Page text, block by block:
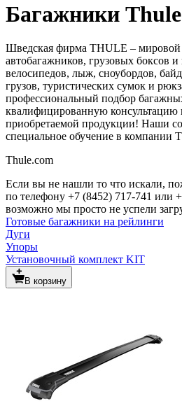
Багажники
Шведская фирма THULE – мировой
автобагажников, грузовых боксов
велосипедов, лыж, сноубордов,
грузов, туристических сумок и
профессиональный подбор
квалифицированную
приобретаемой продукции! Наши
специальное обучение в компании
Thule.com
Если вы не нашли то что искали,
по телефону +7 (8452) 717-741 или
возможно мы просто не успели
Готовые багажники на рейлинги
Дуги
Упоры
Установочный комплект KIT
В корзину